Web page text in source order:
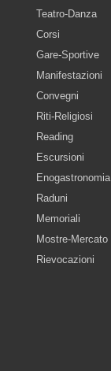
Teatro-Danza
Corsi
Gare-Sportive
Manifestazioni
Convegni
Riti-Religiosi
Reading
Escursioni
Enogastronomia
Raduni
Memoriali
Mostre-Mercato
Rievocazioni